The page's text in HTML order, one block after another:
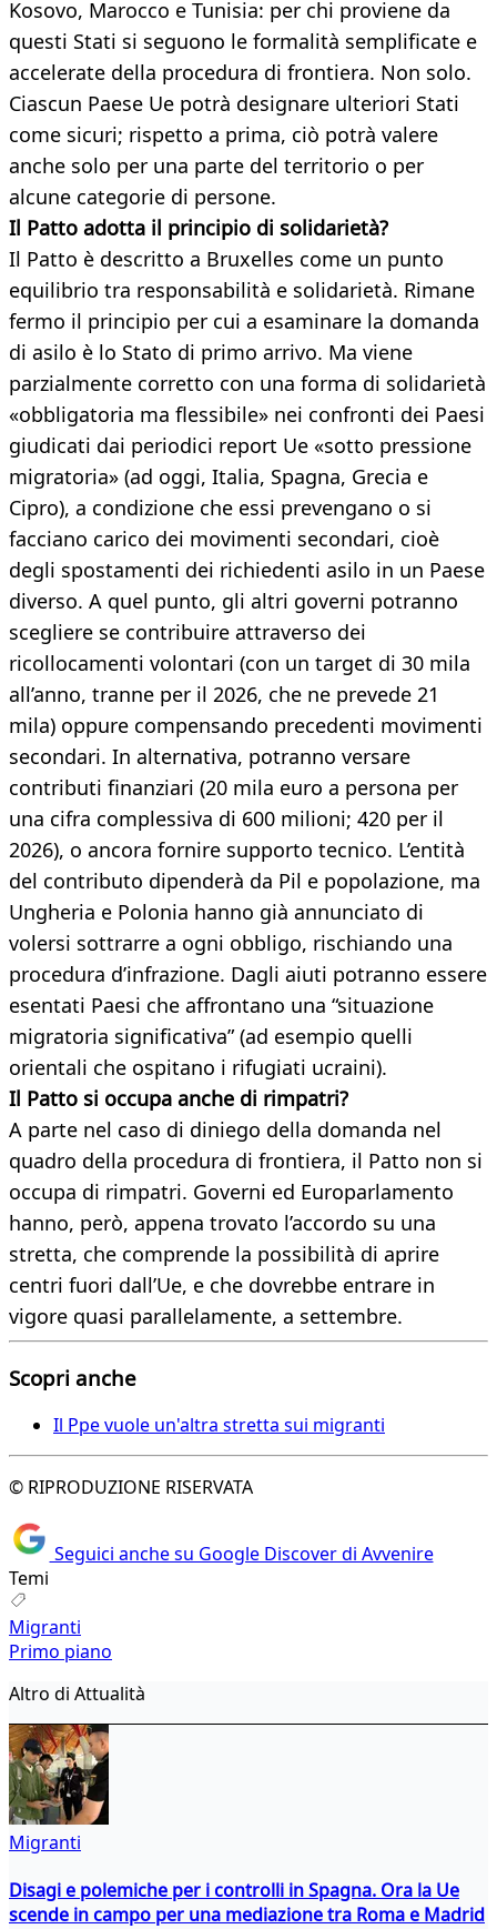
Kosovo, Marocco e Tunisia: per chi proviene da
questi Stati si seguono le formalità semplificate e
accelerate della procedura di frontiera. Non solo.
Ciascun Paese Ue potrà designare ulteriori Stati
come sicuri; rispetto a prima, ciò potrà valere
anche solo per una parte del territorio o per
alcune categorie di persone.
Il Patto adotta il principio di solidarietà?
Il Patto è descritto a Bruxelles come un punto
equilibrio tra responsabilità e solidarietà. Rimane
fermo il principio per cui a esaminare la domanda
di asilo è lo Stato di primo arrivo. Ma viene
parzialmente corretto con una forma di solidarietà
«obbligatoria ma flessibile» nei confronti dei Paesi
giudicati dai periodici report Ue «sotto pressione
migratoria» (ad oggi, Italia, Spagna, Grecia e
Cipro), a condizione che essi prevengano o si
facciano carico dei movimenti secondari, cioè
degli spostamenti dei richiedenti asilo in un Paese
diverso. A quel punto, gli altri governi potranno
scegliere se contribuire attraverso dei
ricollocamenti volontari (con un target di 30 mila
all’anno, tranne per il 2026, che ne prevede 21
mila) oppure compensando precedenti movimenti
secondari. In alternativa, potranno versare
contributi finanziari (20 mila euro a persona per
una cifra complessiva di 600 milioni; 420 per il
2026), o ancora fornire supporto tecnico. L’entità
del contributo dipenderà da Pil e popolazione, ma
Ungheria e Polonia hanno già annunciato di
volersi sottrarre a ogni obbligo, rischiando una
procedura d’infrazione. Dagli aiuti potranno essere
esentati Paesi che affrontano una “situazione
migratoria significativa” (ad esempio quelli
orientali che ospitano i rifugiati ucraini).
Il Patto si occupa anche di rimpatri?
A parte nel caso di diniego della domanda nel
quadro della procedura di frontiera, il Patto non si
occupa di rimpatri. Governi ed Europarlamento
hanno, però, appena trovato l’accordo su una
stretta, che comprende la possibilità di aprire
centri fuori dall’Ue, e che dovrebbe entrare in
vigore quasi parallelamente, a settembre.
Scopri anche
Il Ppe vuole un'altra stretta sui migranti
© RIPRODUZIONE RISERVATA
Seguici anche su Google Discover di Avvenire
Temi
Migranti
Primo piano
Altro di Attualità
Migranti
Disagi e polemiche per i controlli in Spagna. Ora la Ue
scende in campo per una mediazione tra Roma e Madrid